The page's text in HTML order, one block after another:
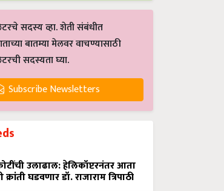
सदस्य व्हा. शेती संबंधीत
बातम्या मेलवर वाचण्यासाठी
सदस्यता घ्या.
Subscribe Newsletters
उलाढाल: हेलिकॉप्टरनंतर आता
घडवणार डॉ. राजाराम त्रिपाठी